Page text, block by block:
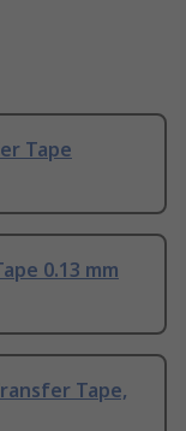
Tape
0.13 mm
Tape,